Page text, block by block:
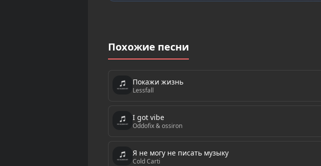
Похожие песни
Покажи жизнь
Lessfall
I got vibe
Oddofix & ossiron
Я не могу не писать музыку
Cold Carti